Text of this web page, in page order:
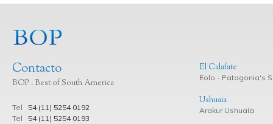
Contacto
BOP . Best of South America
Tel 54 (11) 5254 0192
Tel 54 (11) 5254 0193
El Calafate
Eolo - Patagonia's
Ushuaia
Arakur Ushuaia